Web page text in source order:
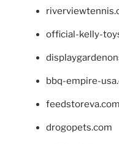
official-kelly-
bbq-empire-
feedstoreva.com
drogopets.com